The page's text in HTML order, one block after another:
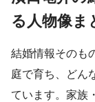
る人物像ま
結婚情報そのも
庭で育ち、どん
ています。家族